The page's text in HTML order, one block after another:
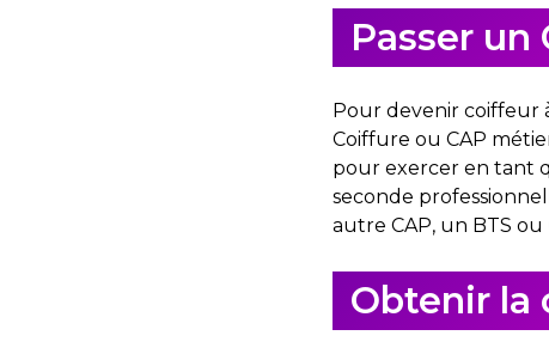
Passer un
Pour devenir coiffeur
Coiffure ou CAP
pour exercer en tant
seconde
autre CAP, un BTS ou
Obtenir la